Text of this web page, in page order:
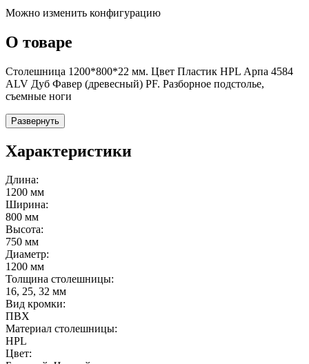
Можно изменить конфигурацию
О товаре
Столешница 1200*800*22 мм. Цвет Пластик HPL Арпа 4584
ALV Дуб Фавер (древесный) PF. Разборное подстолье,
съемные ноги
Развернуть
Характеристики
Длина:
1200 мм
Ширина:
800 мм
Высота:
750 мм
Диаметр:
1200 мм
Толщина столешницы:
16, 25, 32 мм
Вид кромки:
ПВХ
Материал столешницы:
HPL
Цвет: